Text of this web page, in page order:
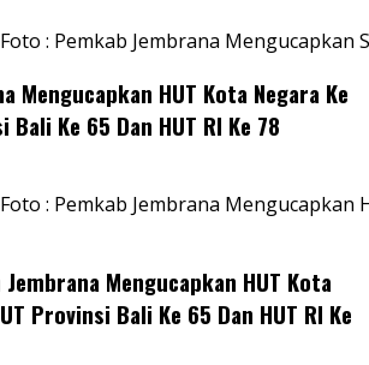
: Pemkab Jembrana Mengucapkan
Mengucapkan HUT Kota Negara Ke
Bali Ke 65 Dan HUT RI Ke 78
: Pemkab Jembrana Mengucapkan
Jembrana Mengucapkan HUT Kota
Provinsi Bali Ke 65 Dan HUT RI Ke